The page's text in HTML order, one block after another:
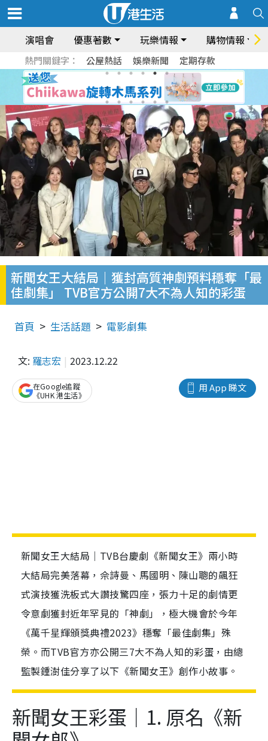
演唱會 優惠著數 玩樂情報 購物情報
熱門關鍵字： 公屋熱話 娛樂新聞 定期存款
新聞女王大結局｜獲封高質神劇預料穩奪「最
佳劇集」 TVB官方公開7大不為人知的彩蛋
首頁 生活話題 電影劇集
文: 羅志宏 2023.12.22
用 App 睇文
在Google追蹤
《UHK 港生活》
新聞女王大結局｜TVB台慶劇《新聞女王》兩小時
大結局完美落幕，佘詩曼、馬國明、陳山聰的飆狂
式演技獲洗板式大讚技驚四座，張力十足的劇情更
令意劇獲封近年罕見的「神劇」，極大機會於今年
《萬千星輝頒獎典禮2023》穩奪「最佳劇集」殊
榮。而TVB官方亦公開三7大不為人知的彩蛋，由總
監製鍾澍佳分享了以下《新聞女王》創作小故事。
新聞女王彩蛋｜1. 原名《新